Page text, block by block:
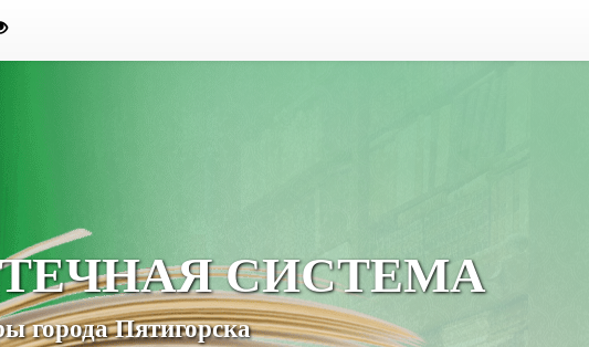
СИСТЕМА
города Пятигорска